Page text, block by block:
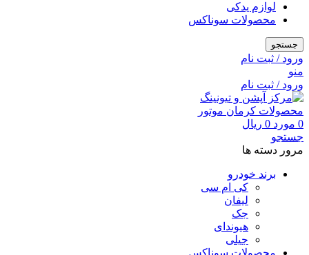
لوازم یدکی
محصولات سوناکس
جستجو
ورود / ثبت نام
منو
ورود / ثبت نام
0 مورد 0 ریال
جستجو
مرور دسته ها
برند خودرو
کی ام سی
لیفان
جک
هیوندای
جیلی
محصولات سوناکس